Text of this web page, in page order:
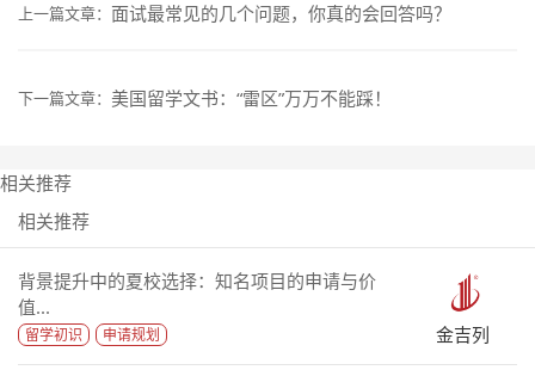
上一篇文章： 面试最常见的几个问题，你真的会回答吗？
下一篇文章： 美国留学文书：“雷区”万万不能踩！
相关推荐
相关推荐
背景提升中的夏校选择：知名项目的申请与价
值...
留学初识 申请规划 金吉列